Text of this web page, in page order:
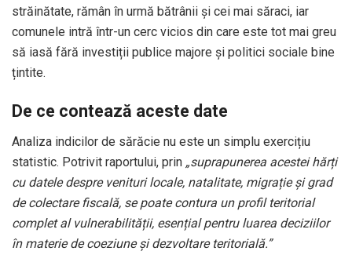
străinătate, rămân în urmă bătrânii și cei mai săraci, iar
comunele intră într-un cerc vicios din care este tot mai greu
să iasă fără investiții publice majore și politici sociale bine
țintite.
De ce contează aceste date
Analiza indicilor de sărăcie nu este un simplu exercițiu
statistic. Potrivit raportului, prin „suprapunerea acestei hărți
cu datele despre venituri locale, natalitate, migrație și grad
de colectare fiscală, se poate contura un profil teritorial
complet al vulnerabilității, esențial pentru luarea deciziilor
în materie de coeziune și dezvoltare teritorială.”